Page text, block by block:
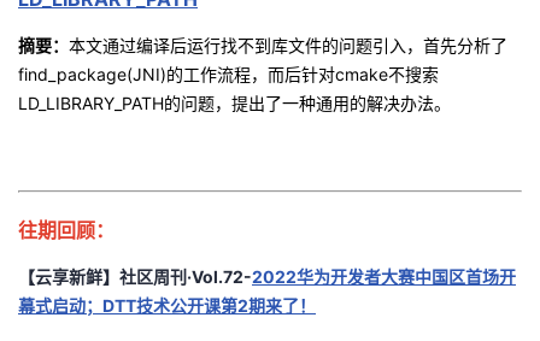
摘要： 本文通过编译后运行找不到库文件的问题引入，首先分析了
find_package(JNI)的工作流程，而后针对cmake不搜索
LD_LIBRARY_PATH的问题，提出了一种通用的解决办法。
往期回顾：
【云享新鲜】社区周刊·Vol.72-2022华为开发者大赛中国区首场开
幕式启动；DTT技术公开课第2期来了！